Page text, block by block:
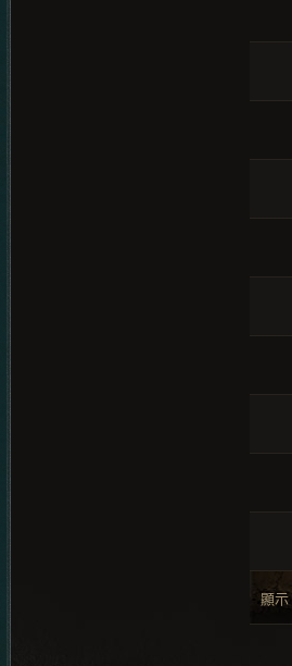
顯示